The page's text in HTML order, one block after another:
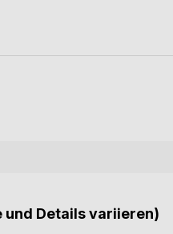
und Details variieren)